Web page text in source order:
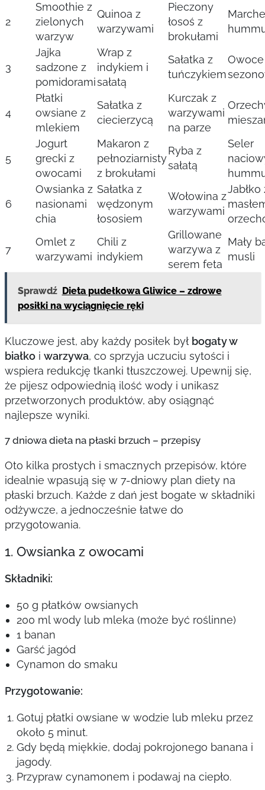
2
Smoothie z
zielonych
warzyw
Quinoa z
warzywami
Pieczony
łosoś z
brokułami
3
Jajka
sadzone z
pomidorami
Wrap z
indykiem i
sałatą
Sałatka z
tuńczykiem
Owoce
4
Płatki
owsiane z
mlekiem
Sałatka z
ciecierzycą
Kurczak z
warzywami
na parze
5
Jogurt
grecki z
owocami
Makaron z
pełnoziarnisty
z brokułami
Ryba z
sałatą
Seler
6
Owsianka z
nasionami
chia
Sałatka z
wędzonym
łososiem
Wołowina z
warzywami
Jabłko
7
Omlet z
warzywami
Chili z
indykiem
Grillowane
warzywa z
serem feta
Mały
musli
Sprawdź Dieta pudełkowa Gliwice – zdrowe
posiłki na wyciągnięcie ręki
Kluczowe jest, aby każdy posiłek był bogaty w
białkoi warzywa, co sprzyja uczuciu sytości i
wspiera redukcję tkanki tłuszczowej. Upewnij się,
że pijesz odpowiednią ilość wody i unikasz
przetworzonych produktów, aby osiągnąć
najlepsze wyniki.
7 dniowa dieta na płaski brzuch – przepisy
Oto kilka prostych i smacznych przepisów, które
idealnie wpasują się w 7-dniowy plan diety na
płaski brzuch. Każde z dań jest bogate w składniki
odżywcze, a jednocześnie łatwe do
przygotowania.
1. Owsianka z owocami
Składniki:
50 g płatków owsianych
200 ml wody lub mleka (może być roślinne)
1 banan
Garść jagód
Cynamon do smaku
Przygotowanie:
Gotuj płatki owsiane w wodzie lub mleku przez
około 5 minut.
Gdy będą miękkie, dodaj pokrojonego banana i
jagody.
Przypraw cynamonem i podawaj na ciepło.